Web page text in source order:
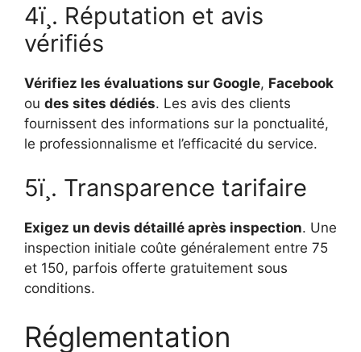
4ï¸. Réputation et avis
vérifiés
Vérifiez les évaluations sur Google, Facebook
ou des sites dédiés. Les avis des clients
fournissent des informations sur la ponctualité,
le professionnalisme et l’efficacité du service.
5ï¸. Transparence tarifaire
Exigez un devis détaillé après inspection. Une
inspection initiale coûte généralement entre 75
et 150, parfois offerte gratuitement sous
conditions.
Réglementation